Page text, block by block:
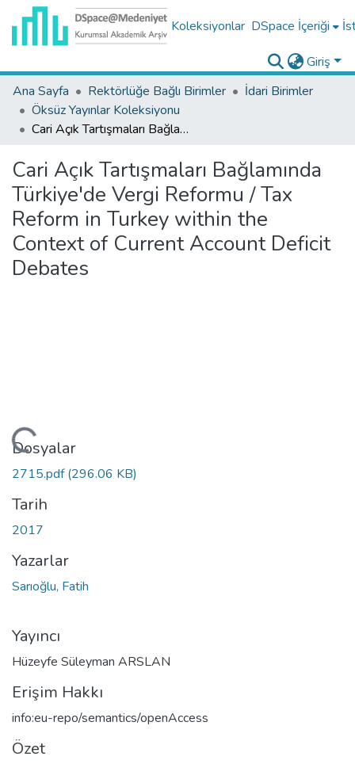
Koleksiyonlar DSpace İçeriği
Giriş
Ana Sayfa
Rektörlüğe Bağlı Birimler
İdari Birimler
Öksüz Yayınlar Koleksiyonu
Cari Açık Tartışmaları Bağlamında Türkiye'de Vergi Reformu / Tax Reform in Turkey within the Context of Current Account Deficit Debates
Cari Açık Tartışmaları Bağlamında
Türkiye'de Vergi Reformu / Tax
Reform in Turkey within the
Context of Current Account Deficit
Debates
Dosyalar
2715.pdf(296.06 KB)
Tarih
2017
Yazarlar
Sarıoğlu, Fatih
Yayıncı
Hüzeyfe Süleyman ARSLAN
Erişim Hakkı
info:eu-repo/semantics/openAccess
Özet